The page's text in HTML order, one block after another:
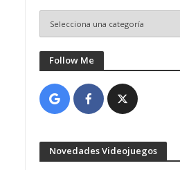
Follow Me
Novedades Videojuegos